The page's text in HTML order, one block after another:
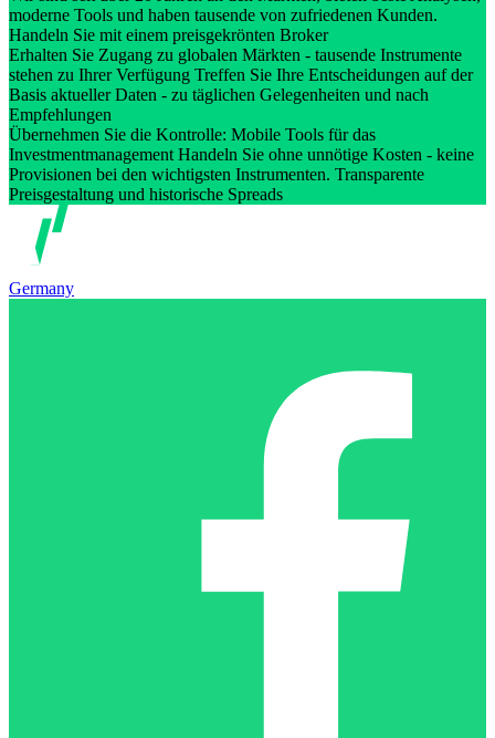
moderne Tools und haben tausende von zufriedenen Kunden.
Handeln Sie mit einem preisgekrönten Broker
Erhalten Sie Zugang zu globalen Märkten - tausende Instrumente
stehen zu Ihrer Verfügung Treffen Sie Ihre Entscheidungen auf der
Basis aktueller Daten - zu täglichen Gelegenheiten und nach
Empfehlungen
Übernehmen Sie die Kontrolle: Mobile Tools für das
Investmentmanagement Handeln Sie ohne unnötige Kosten - keine
Provisionen bei den wichtigsten Instrumenten. Transparente
Preisgestaltung und historische Spreads
Germany